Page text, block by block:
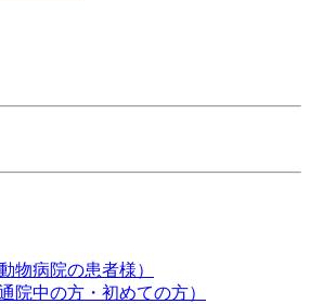
物病院の患者様）
院中の方・初めての方）